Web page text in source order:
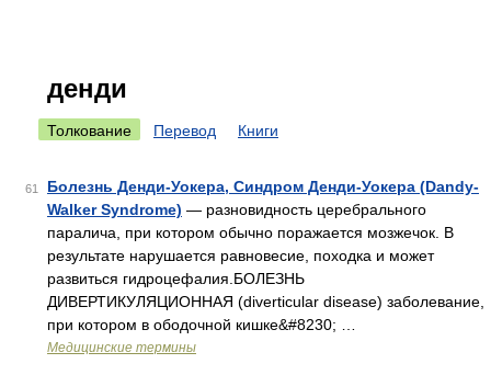
денди
Толкование Перевод Книги
61
Болезнь Денди-Уокера, Синдром Денди-Уокера (Dandy-
Walker Syndrome) — разновидность церебрального
паралича, при котором обычно поражается мозжечок. В
результате нарушается равновесие, походка и может
развиться гидроцефалия.БОЛЕЗНЬ
ДИВЕРТИКУЛЯЦИОННАЯ (diverticular disease) заболевание,
при котором в ободочной кишке&#8230; …
Медицинские термины